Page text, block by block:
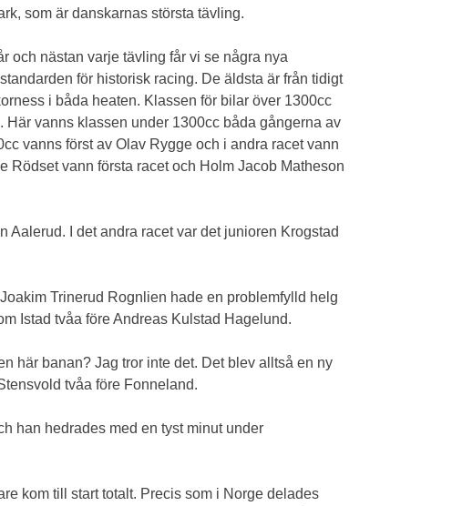
som är danskarnas största tävling.
och nästan varje tävling får vi se några nya
för historisk racing. De äldsta är från tidigt
i båda heaten. Klassen för bilar över 1300cc
vanns klassen under 1300cc båda gångerna av
vanns först av Olav Rygge och i andra racet vann
Rödset vann första racet och Holm Jacob Matheson
Aalerud. I det andra racet var det junioren Krogstad
Trinerud Rognlien hade en problemfylld helg
Istad tvåa före Andreas Kulstad Hagelund.
här banan? Jag tror inte det. Det blev alltså en ny
tvåa före Fonneland.
han hedrades med en tyst minut under
kom till start totalt. Precis som i Norge delades